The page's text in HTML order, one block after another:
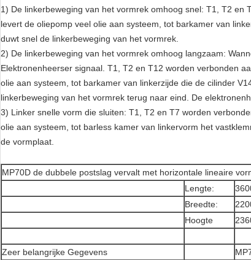
1) De linkerbeweging van het vormrek omhoog snel: T1, T2 en
levert de oliepomp veel olie aan systeem, tot barkamer van
duwt snel de linkerbeweging van het vormrek.
2) De linkerbeweging van het vormrek omhoog langzaam:
Elektronenheerser signaal. T1, T2 en T12 worden verbonden
olie aan systeem, tot barkamer van linkerzijde die de cilinder
linkerbeweging van het vormrek terug naar eind. De
3) Linker snelle vorm die sluiten: T1, T2 en T7 worden
olie aan systeem, tot barless kamer van linkervorm het
de vormplaat.
MP70D de dubbele postslag vervalt met horizontale lineaire
Lengte:
Breedte:
Hoogte
Zeer belangrijke Gegevens